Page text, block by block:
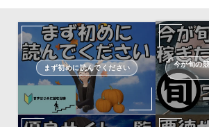
まず初めに読んでください
今が旬の